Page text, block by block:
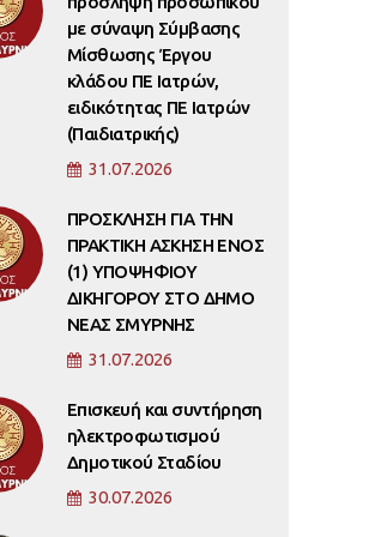
με σύναψη Σύμβασης
Μίσθωσης Έργου
κλάδου ΠΕ Ιατρών,
ειδικότητας ΠΕ Ιατρών
(Παιδιατρικής)
31.07.2026
ΠΡΟΣΚΛΗΣΗ ΓΙΑ ΤΗΝ
ΠΡΑΚΤΙΚΗ ΑΣΚΗΣΗ ΕΝΟΣ
(1) ΥΠΟΨΗΦΙΟΥ
ΔΙΚΗΓΟΡΟΥ ΣΤΟ ΔΗΜΟ
ΝΕΑΣ ΣΜΥΡΝΗΣ
31.07.2026
Επισκευή και συντήρηση
ηλεκτροφωτισμού
Δημοτικού Σταδίου
30.07.2026